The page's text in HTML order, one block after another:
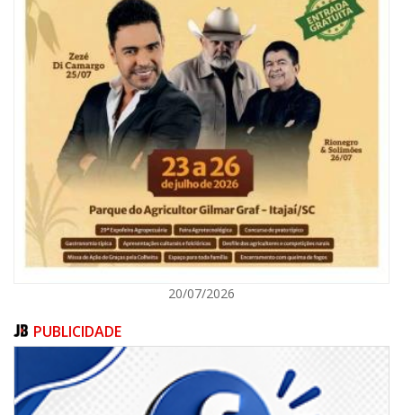
09/08/2026 | 07:00
Painel NIMOB 2026 reúne as principais lideranças para debater o futuro
econômico e imobiliário de Itajaí
BALNEÁRIO CAMBORIÚ
20/07/2026
PUBLICIDADE